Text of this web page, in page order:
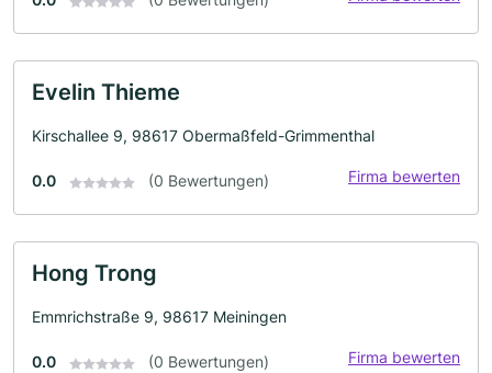
Evelin Thieme
Kirschallee 9, 98617 Obermaßfeld-Grimmenthal
0.0 (0 Bewertungen) Firma bewerten
Hong Trong
Emmrichstraße 9, 98617 Meiningen
0.0 (0 Bewertungen) Firma bewerten